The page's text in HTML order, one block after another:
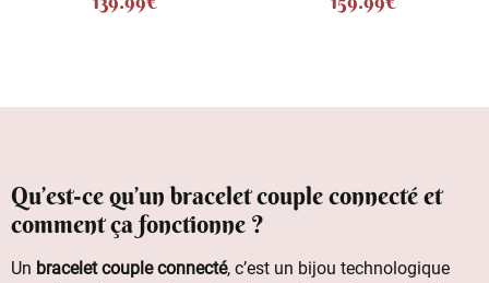
4.67
sur 5
4.92
sur 5
Qu’est-ce qu’un bracelet couple connecté et
comment ça fonctionne ?
Un bracelet couple connecté, c’est un bijou technologique